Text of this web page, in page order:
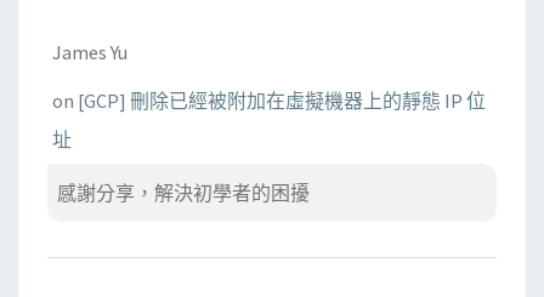
James Yu
on [GCP] 刪除已經被附加在虛擬機器上的靜態 IP 位
址
感謝分享，解決初學者的困擾